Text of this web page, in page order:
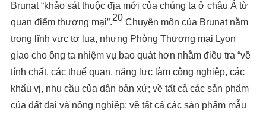
Brunat “khảo sát thuộc địa mới của chúng ta ở châu Á từ
quan điểm thương mại”.20 Chuyên môn của Brunat nằm
trong lĩnh vực tơ lụa, nhưng Phòng Thương mại Lyon
giao cho ông ta nhiệm vụ bao quát hơn nhằm điều tra “về
tính chất, các thuế quan, năng lực làm công nghiệp, các
khẩu vị, nhu cầu của dân bản xứ; về tất cả các sản phẩm
của đất đai và nông nghiệp; về tất cả các sản phẩm mẫu